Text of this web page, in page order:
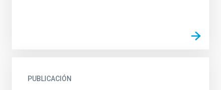
PUBLICACIÓN